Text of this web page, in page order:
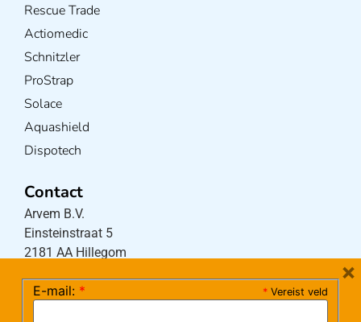
Rescue Trade
Actiomedic
Schnitzler
ProStrap
Solace
Aquashield
Dispotech
Contact
Arvem B.V.
Einsteinstraat 5
2181 AA Hillegom
* Vereist veld
E-mail: *
×